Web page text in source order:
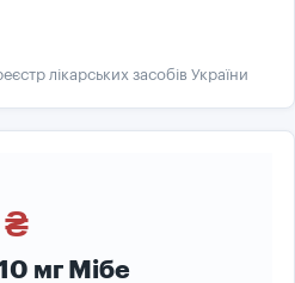
лікарських засобів України
₴
мг Мібе